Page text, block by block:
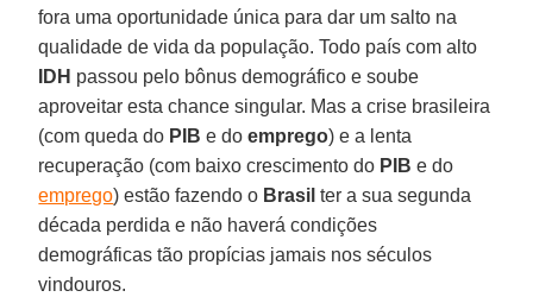
fora uma oportunidade única para dar um salto na
qualidade de vida da população. Todo país com alto
IDH passou pelo bônus demográfico e soube
aproveitar esta chance singular. Mas a crise brasileira
(com queda do PIB e doemprego) e a lenta
recuperação (com baixo crescimento do PIB e do
emprego) estão fazendo o Brasil ter a sua segunda
década perdida e não haverá condições
demográficas tão propícias jamais nos séculos
vindouros.